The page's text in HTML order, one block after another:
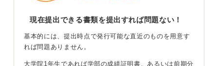
現在提出できる書類を提出すれば問題ない！
基本的には、提出時点で発行可能な直近のものを用意す
れば問題ありません。
大学院1年生であれば学部の成績証明書、あるいは前期分